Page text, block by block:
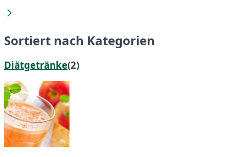
Sortiert nach Kategorien
Diätgetränke(2)